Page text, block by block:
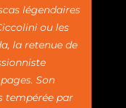
légendaires
ou les
la retenue de
Son
tempérée par